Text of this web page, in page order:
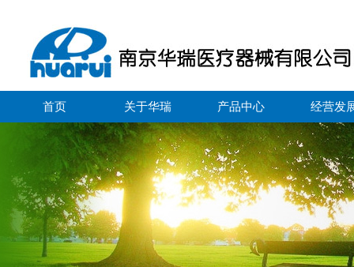
首页 关于华瑞 产品中心 经营发